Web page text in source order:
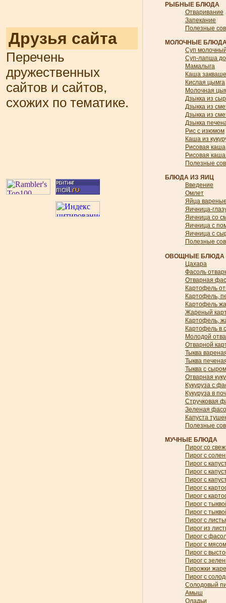
Друзья сайта
Перечень
дружественных
сайтов и сайтов,
схожих по тематике.
РЫБНЫЕ БЛЮДА
Отваривание
Запекание
Полезные
МОЛОЧНЫЕ
Суп молочный
Суп-лапша
Мамалыга
Каша
Кислая цымга
Молочная
Дзыкка из
Дзыкка из
Дзыкка из
Дзыкка
Рис с изюмом
Каша из
Рисовая каша
Рисовая
Полезные
БЛЮДА ИЗ ЯИЦ
Введение
Омлет
Яйца
Яичница-
Яичница со
Яичница с
Яичница с
Полезные
ОВОЩНЫЕ БЛЮДА
Цахара
Фасоль
Отварная
Картофель
Картофель,
Картофель
Жареный
Картофель,
Картофель в
Молодой
Отварной
Тыква
Тыква
Тыква с сыром
Отварная
Кукуруза с
Кукуруза в
Стручковая
Зеленая
Капуста
Полезные
МУЧНЫЕ БЛЮДА
Пирог со
Пирог с
Пирог с
Пирог с
Пирог с
Пирог с
Пирог с
Пирог с
Пирог с
Пирог с
Пирог из
Пирог с
Пирог с мясом
Пирог с
Пирог с
Пирожки
Пирог с
Солодовый
Амыш
Оладьи